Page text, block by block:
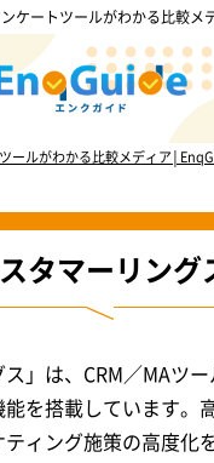
ケートツールがわかる比較メ
【利用目的別
セルフアンケートツ
ールがわかる比較メディア
タマーリング
ス」は、CRM／MAツ
を搭載しています。
ィング施策の高度化